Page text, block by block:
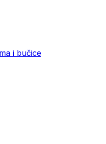
i bučice